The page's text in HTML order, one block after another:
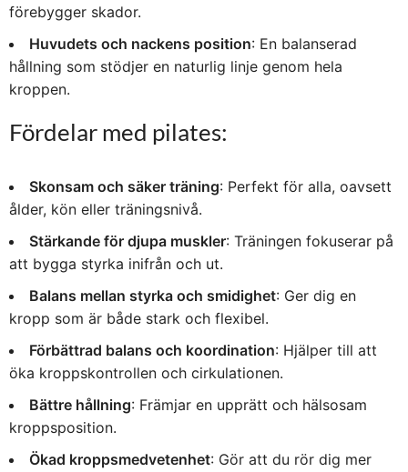
förebygger skador.
Huvudets och nackens position: En balanserad
hållning som stödjer en naturlig linje genom hela
kroppen.
Fördelar med pilates:
Skonsam och säker träning: Perfekt för alla, oavsett
ålder, kön eller träningsnivå.
Stärkande för djupa muskler: Träningen fokuserar på
att bygga styrka inifrån och ut.
Balans mellan styrka och smidighet: Ger dig en
kropp som är både stark och flexibel.
Förbättrad balans och koordination: Hjälper till att
öka kroppskontrollen och cirkulationen.
Bättre hållning: Främjar en upprätt och hälsosam
kroppsposition.
Ökad kroppsmedvetenhet: Gör att du rör dig mer